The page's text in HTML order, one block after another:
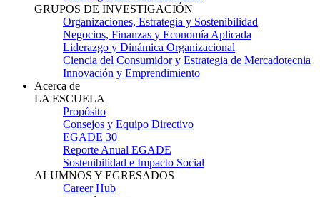
GRUPOS DE INVESTIGACIÓN
Organizaciones, Estrategia y Sostenibilidad
Negocios, Finanzas y Economía Aplicada
Liderazgo y Dinámica Organizacional
Ciencia del Consumidor y Estrategia de Mercadotecnia
Innovación y Emprendimiento
Acerca de
LA ESCUELA
Propósito
Consejos y Equipo Directivo
EGADE 30
Reporte Anual EGADE
Sostenibilidad e Impacto Social
ALUMNOS Y EGRESADOS
Career Hub